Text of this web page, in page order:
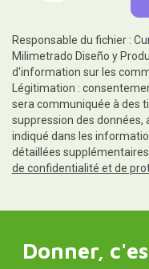
Responsable du fichier :
Milimetrado Diseño y
d'information sur les
Légitimation :
sera communiquée à des
suppression des données,
indiqué dans les
détaillées
de confidentialité et de
Donner,